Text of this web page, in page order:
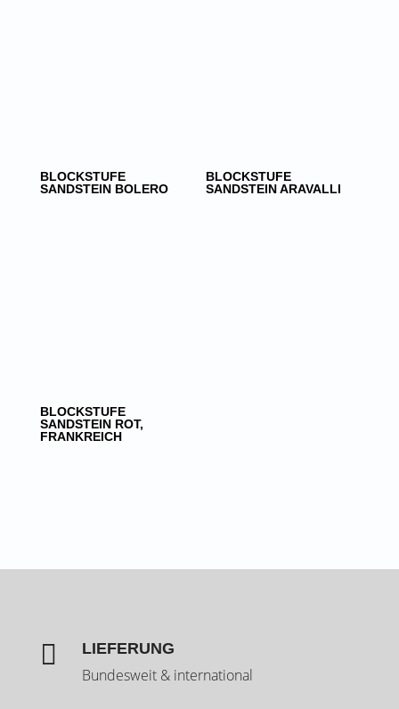
BLOCKSTUFE
SANDSTEIN BOLERO
BLOCKSTUFE
SANDSTEIN ARAVALLI
BLOCKSTUFE
SANDSTEIN ROT,
FRANKREICH
 LIEFERUNG
Bundesweit & international